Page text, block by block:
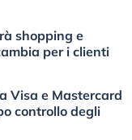
shopping e
per i clienti
Visa e Mastercard
controllo degli